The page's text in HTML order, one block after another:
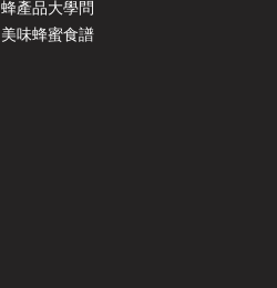
蜂產品大學問
美味蜂蜜食譜